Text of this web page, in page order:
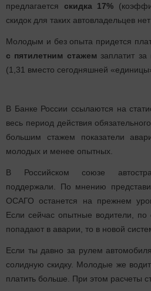
предлагается скидка 17%
скидок для таких автовладельцев
Молодым и без опыта придется
с пятилетним стажем заплатит
(1,31 вместо сегодняшней
В Банке России ссылаются на
весь период действия
большим стажем показатели
молодых и менее опытных.
В Российском союзе
поддержали. По мнению
ОСАГО останется на прежнем
Если сейчас опытные водители,
попадают в аварии, то в новой
Если ты давно за рулем
солидную скидку. Молодые же
платить больше. При этом расчеты